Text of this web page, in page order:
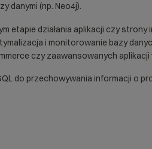
danymi (np. Neo4j).
etapie działania aplikacji czy
i monitorowanie bazy
czy zaawansowanych aplikacji
do przechowywania informacji o